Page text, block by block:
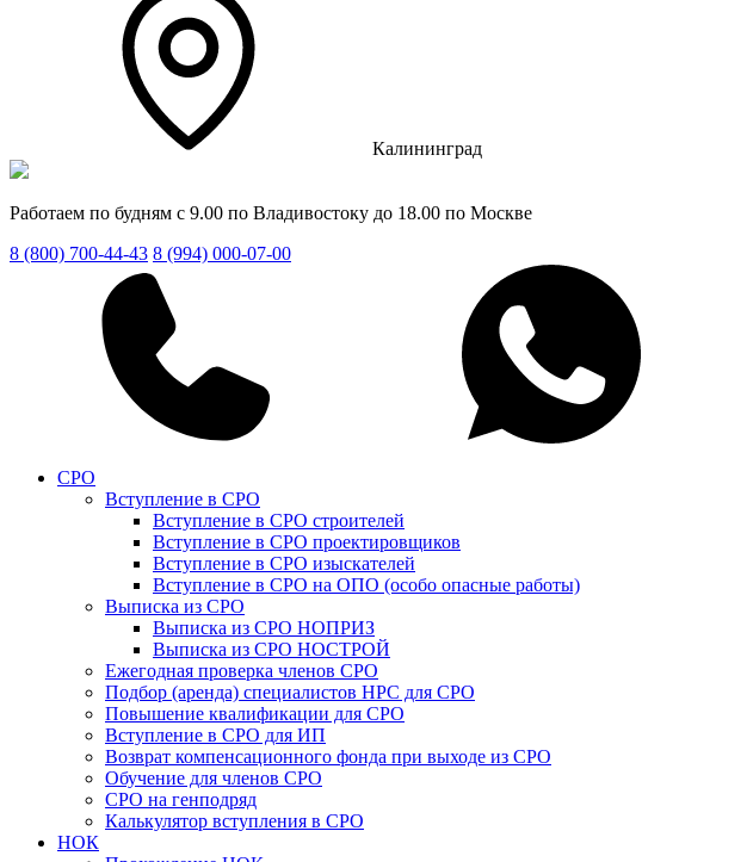
Калининград
Работаем по будням с 9.00 по Владивостоку до 18.00 по Москве
8 (800) 700-44-43 8 (994) 000-07-00
СРО
Вступление в СРО
Вступление в СРО строителей
Вступление в СРО проектировщиков
Вступление в СРО изыскателей
Вступление в СРО на ОПО (особо опасные работы)
Выписка из СРО
Выписка из СРО НОПРИЗ
Выписка из СРО НОСТРОЙ
Ежегодная проверка членов СРО
Подбор (аренда) специалистов НРС для СРО
Повышение квалификации для СРО
Вступление в СРО для ИП
Возврат компенсационного фонда при выходе из СРО
Обучение для членов СРО
СРО на генподряд
Калькулятор вступления в СРО
НОК